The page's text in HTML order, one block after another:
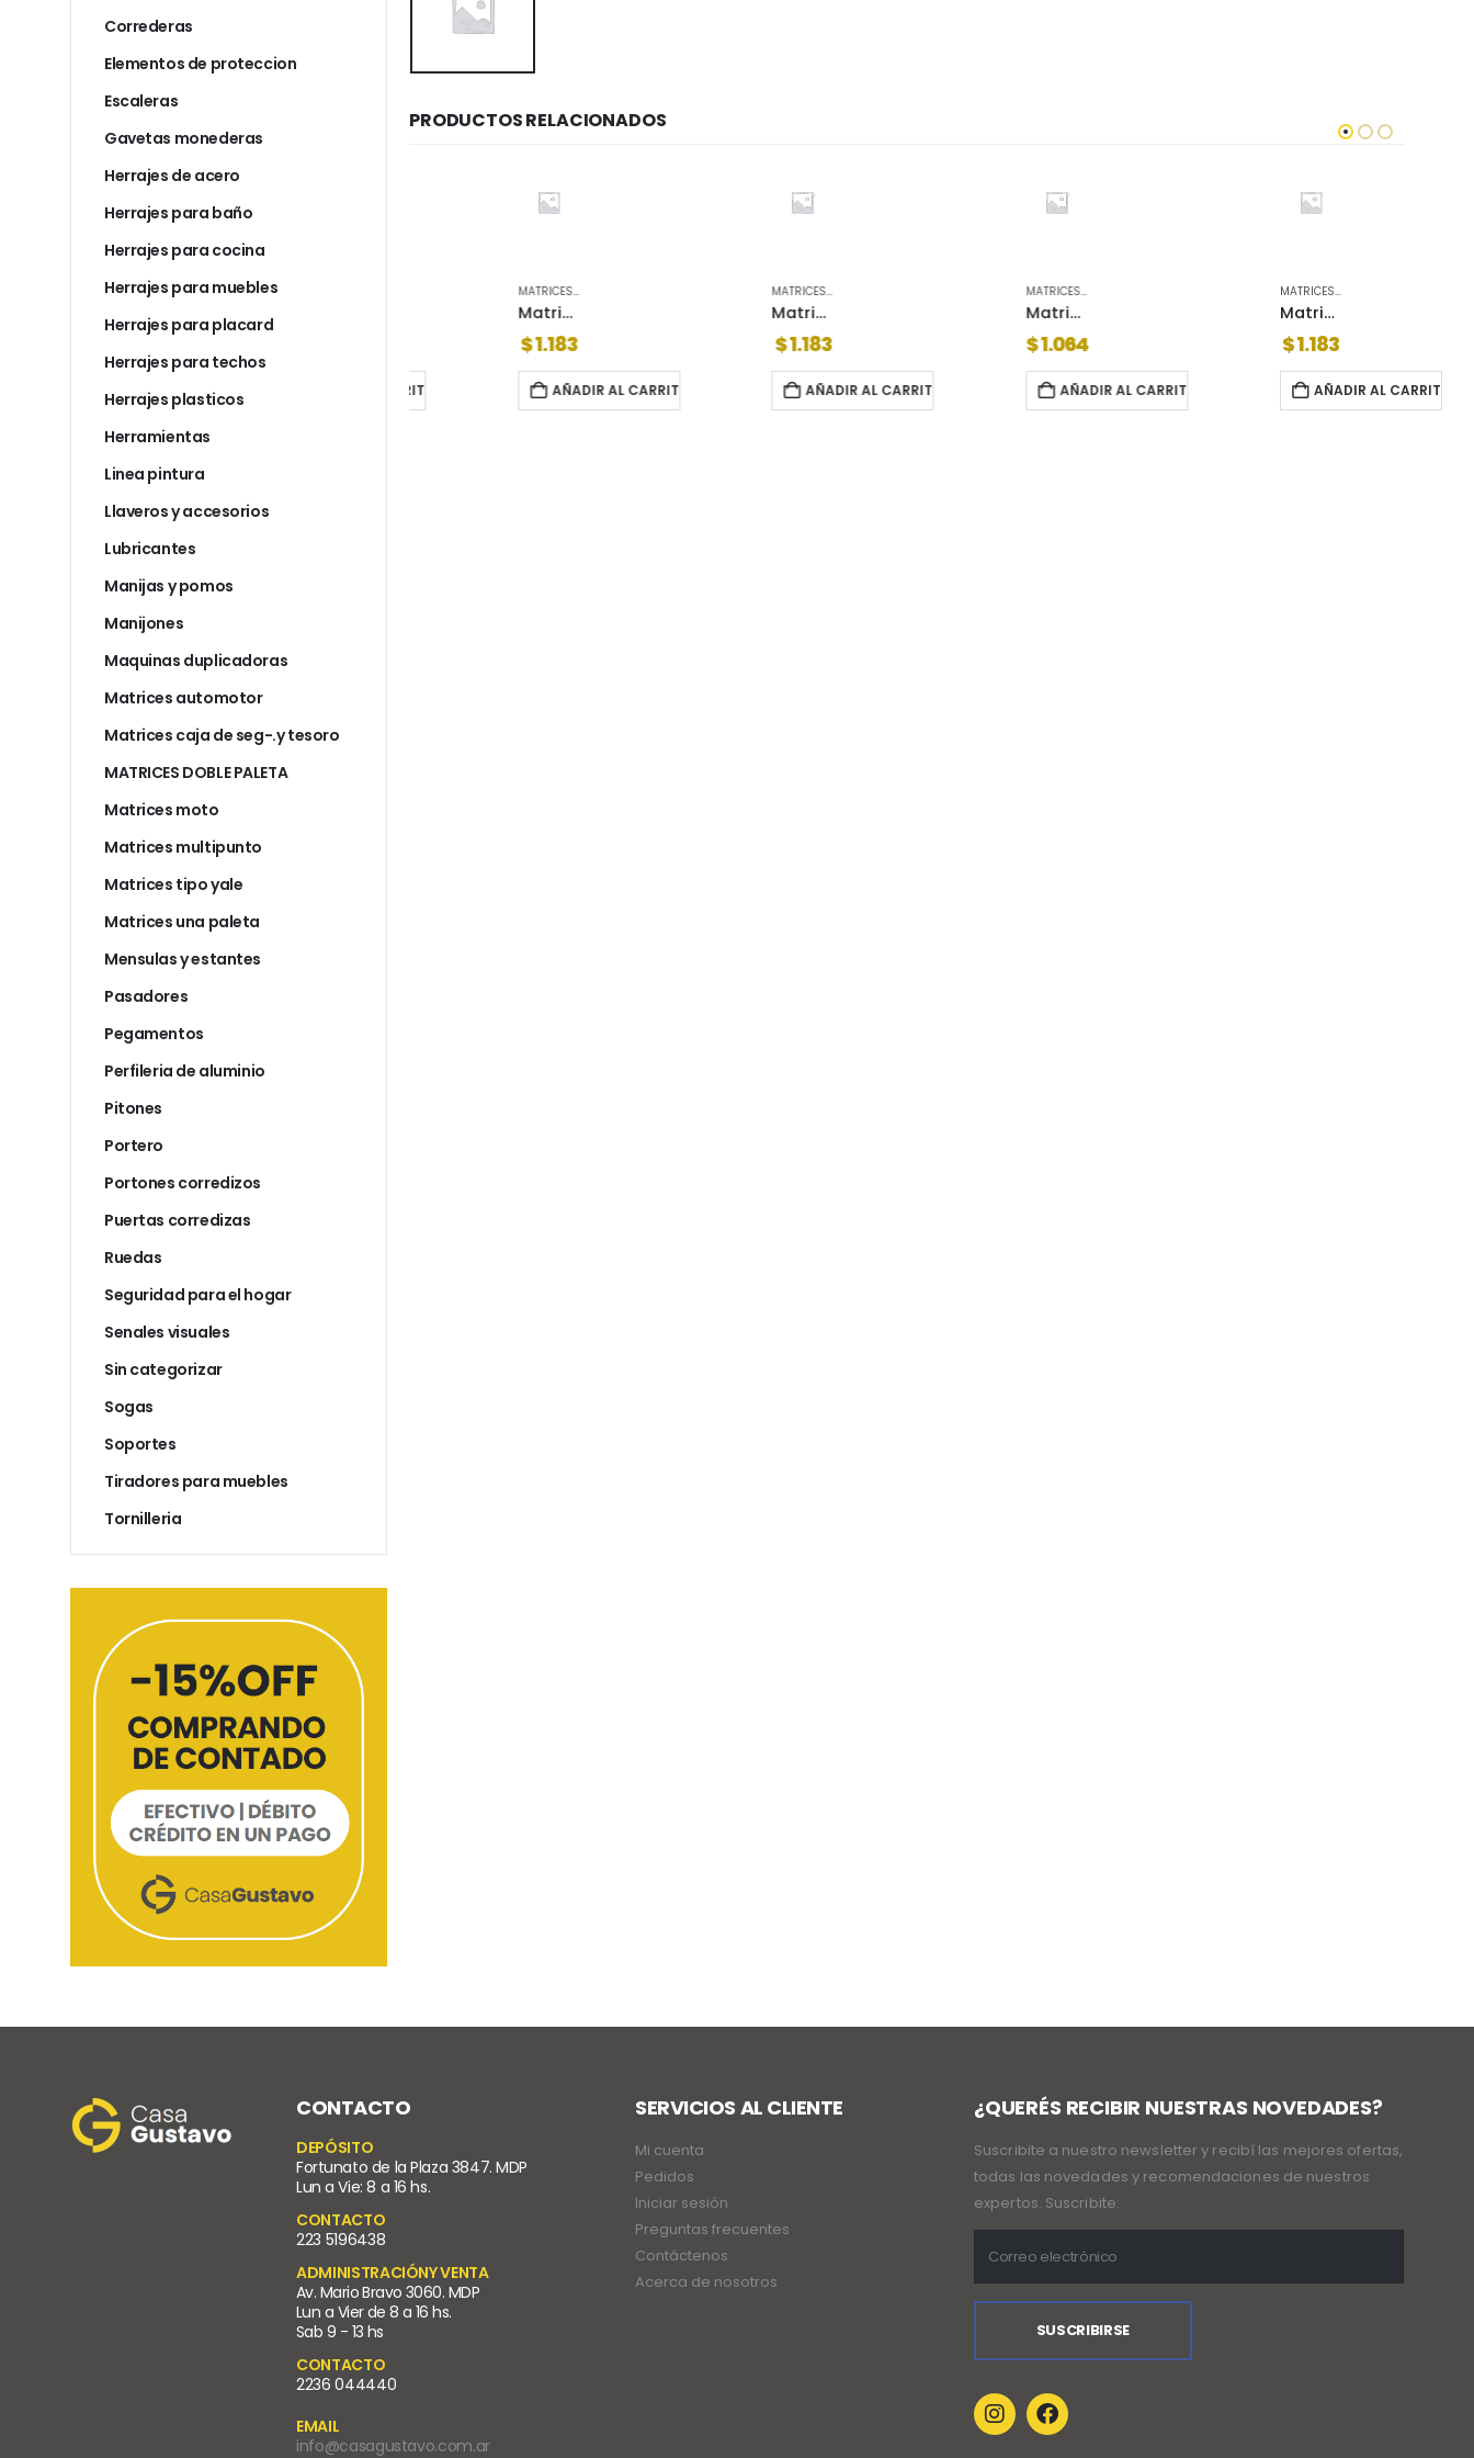
PRODUCTOS RELACIONADOS
MATRICES DOBLE PALETA
AÑADIR AL CARRITO AÑADIR AL CARRITO AÑADIR AL CARRITO AÑADIR AL CARRITO AÑADIR AL CARRITO
Correderas
Elementos de proteccion
Escaleras
Gavetas monederas
Herrajes de acero
Herrajes para baño
Herrajes para cocina
Herrajes para muebles
Herrajes para placard
Herrajes para techos
Herrajes plasticos
Herramientas
Linea pintura
Llaveros y accesorios
Lubricantes
Manijas y pomos
Manijones
Maquinas duplicadoras
Matrices automotor
Matrices caja de seg-.y tesoro
MATRICES DOBLE PALETA
Matrices moto
Matrices multipunto
Matrices tipo yale
Matrices una paleta
Mensulas y estantes
Pasadores
Pegamentos
Perfileria de aluminio
Pitones
Portero
Portones corredizos
Puertas corredizas
Ruedas
Seguridad para el hogar
Senales visuales
Sin categorizar
Sogas
Soportes
Tiradores para muebles
Tornilleria
CONTACTO
DEPÓSITO
Fortunato de la Plaza 3847. MDP
Lun a Vie: 8 a 16 hs.
CONTACTO
223 5196438
ADMINISTRACIÓNY VENTA
Av. Mario Bravo 3060. MDP
Lun a Vier de 8 a 16 hs.
Sab 9 - 13 hs
CONTACTO
2236 044440
EMAIL
info@casagustavo.com.ar
SERVICIOS AL CLIENTE
Mi cuenta
Pedidos
Iniciar sesión
Preguntas frecuentes
Contáctenos
Acerca de nosotros
¿QUERÉS RECIBIR NUESTRAS NOVEDADES?
Suscribite a nuestro newsletter y recibí las mejores ofertas,
todas las novedades y recomendaciones de nuestros
expertos. Suscribite: